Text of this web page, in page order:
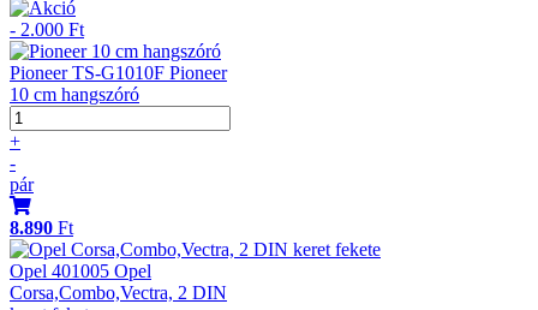
- 2.000 Ft
Pioneer TS-G1010F Pioneer
10 cm hangszóró
+
-
pár
8.890 Ft
Opel 401005 Opel
Corsa,Combo,Vectra, 2 DIN